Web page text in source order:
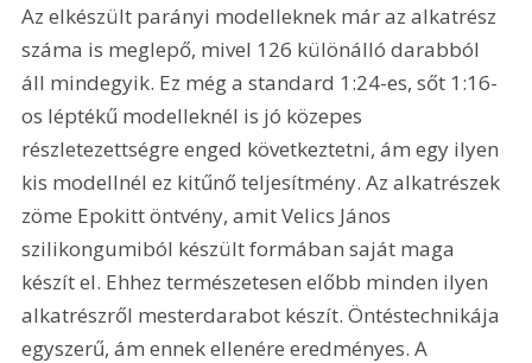
Az elkészült parányi modelleknek már az alkatrész
száma is meglepő, mivel 126 különálló darabból
áll mindegyik. Ez még a standard 1:24-es, sőt 1:16-
os léptékű modelleknél is jó közepes
részletezettségre enged következtetni, ám egy ilyen
kis modellnél ez kitűnő teljesítmény. Az alkatrészek
zöme Epokitt öntvény, amit Velics János
szilikongumiból készült formában saját maga
készít el. Ehhez természetesen előbb minden ilyen
alkatrészről mesterdarabot készít. Öntéstechnikája
egyszerű, ám ennek ellenére eredményes. A